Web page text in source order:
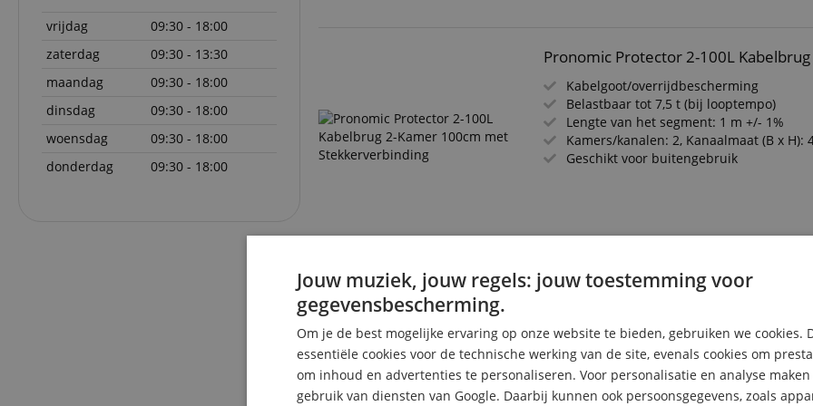
Pronomic Protector 2-100L
Kabelgoot/overrijdbescherming
Belastbaar tot 7,5 t (bij looptempo)
Lengte van het segment: 1 m +/- 1%
Kamers/kanalen: 2, Kanaalmaat (B x H):
Geschikt voor buitengebruik
Pronomic Protector 5-90L V2
Lengte van het segment: 90 cm +/- 1%
Kamers/kanalen: 5, kanaalmaat (B x H):
Geschikt voor buitengebruik
vrijdag
09:30 - 18:00
zaterdag
09:30 - 13:30
maandag
09:30 - 18:00
dinsdag
09:30 - 18:00
woensdag
09:30 - 18:00
donderdag
09:30 - 18:00
Jouw muziek, jouw regels: jouw toestemming voor
gegevensbescherming.
Om je de best mogelijke ervaring op onze website te bieden, gebruiken we cookies.
essentiële cookies voor de technische werking van de site, evenals cookies om
om inhoud en advertenties te personaliseren. Voor personalisatie en analyse
gebruik van diensten van Google. Daarbij kunnen ook persoonsgegevens, zoals